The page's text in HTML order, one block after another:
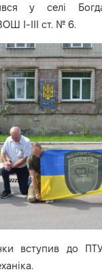
у селі
І-ІІІ ст. № 6.
вступив до